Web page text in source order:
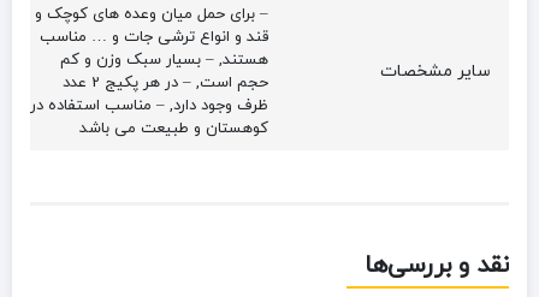
سایر مشخصات
– برای حمل میان وعده های کوچک و
قند و انواع ترشی جات و … مناسب
هستند, – بسیار سبک وزن و کم
حجم است, – در هر پکیج 2 عدد
ظرف وجود دارد, – مناسب استفاده در
کوهستان و طبیعت می باشد
نقد و بررسی‌ها